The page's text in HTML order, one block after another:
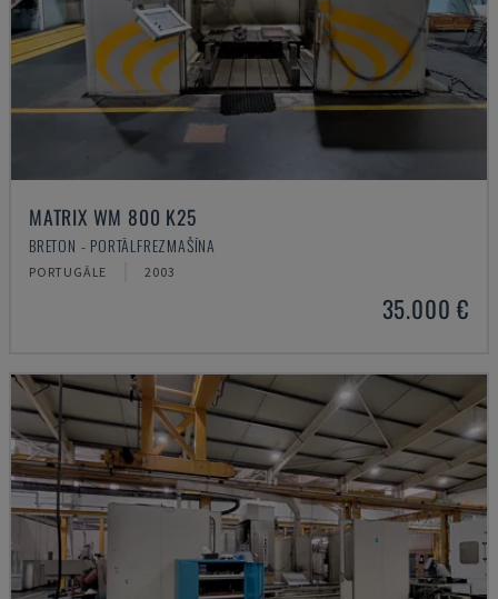
MATRIX WM 800 K25
BRETON - PORTĀLFREZMAŠĪNA
PORTUGĀLE 2003
35.000 €